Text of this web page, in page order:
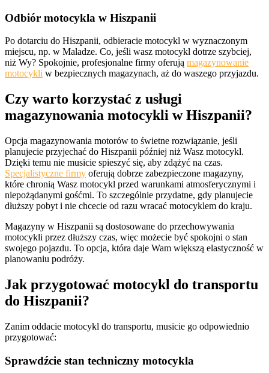
Odbiór motocykla w Hiszpanii
Po dotarciu do Hiszpanii, odbieracie motocykl w wyznaczonym
miejscu, np. w Maladze. Co, jeśli wasz motocykl dotrze szybciej,
niż Wy? Spokojnie, profesjonalne firmy oferują magazynowanie
motocykli w bezpiecznych magazynach, aż do waszego przyjazdu.
Czy warto korzystać z usługi
magazynowania motocykli w Hiszpanii?
Opcja magazynowania motorów to świetne rozwiązanie, jeśli
planujecie przyjechać do Hiszpanii później niż Wasz motocykl.
Dzięki temu nie musicie spieszyć się, aby zdążyć na czas.
Specjalistyczne firmy oferują dobrze zabezpieczone magazyny,
które chronią Wasz motocykl przed warunkami atmosferycznymi i
niepożądanymi gośćmi. To szczególnie przydatne, gdy planujecie
dłuższy pobyt i nie chcecie od razu wracać motocyklem do kraju.
Magazyny w Hiszpanii są dostosowane do przechowywania
motocykli przez dłuższy czas, więc możecie być spokojni o stan
swojego pojazdu. To opcja, która daje Wam większą elastyczność w
planowaniu podróży.
Jak przygotować motocykl do transportu
do Hiszpanii?
Zanim oddacie motocykl do transportu, musicie go odpowiednio
przygotować:
Sprawdźcie stan techniczny motocykla